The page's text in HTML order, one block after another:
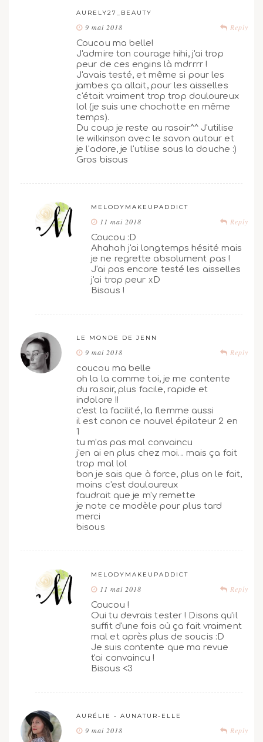
AURELY27_BEAUTY
Reply
9 mai 2018
Coucou ma belle!
J'admire ton courage hihi, j'ai trop
peur de ces engins là mdrrrr !
J'avais testé, et même si pour les
jambes ça allait, pour les aisselles
c'était vraiment trop trop douloureux
lol (je suis une chochotte en même
temps).
Du coup je reste au rasoir^^ J'utilise
le wilkinson avec le savon autour et
je l'adore, je l'utilise sous la douche :)
Gros bisous
MELODYMAKEUPADDICT
Reply
11 mai 2018
Coucou :D
Ahahah j'ai longtemps hésité mais
je ne regrette absolument pas !
J'ai pas encore testé les aisselles
j'ai trop peur xD
Bisous !
LE MONDE DE JENN
Reply
9 mai 2018
coucou ma belle
oh la la comme toi, je me contente
du rasoir, plus facile, rapide et
indolore !!
c'est la facilité, la flemme aussi
il est canon ce nouvel épilateur 2 en
1
tu m'as pas mal convaincu
j'en ai en plus chez moi... mais ça fait
trop mal lol
bon je sais que à force, plus on le fait,
moins c'est douloureux
faudrait que je m'y remette
je note ce modèle pour plus tard
merci
bisous
MELODYMAKEUPADDICT
Reply
11 mai 2018
Coucou !
Oui tu devrais tester ! Disons qu'il
suffit d'une fois où ça fait vraiment
mal et après plus de soucis :D
Je suis contente que ma revue
t'ai convaincu !
Bisous <3
AURÉLIE - AUNATUR-ELLE
Reply
9 mai 2018